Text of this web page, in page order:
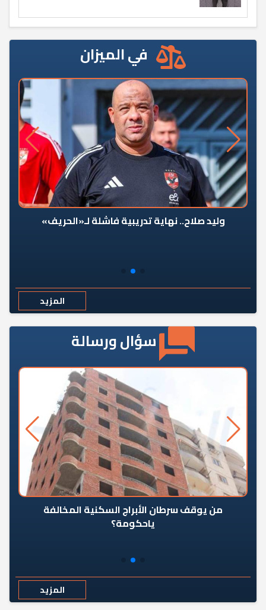
في الميزان
وليد صلاح.. نهاية تدريبية فاشلة لـ«الحريف»
المزيد
سؤال ورسالة
من يوقف سرطان الأبراج السكنية المخالفة
ياحكومة؟
المزيد